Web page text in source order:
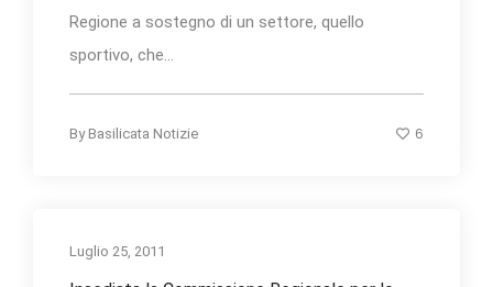
Regione a sostegno di un settore, quello
sportivo, che...
By Basilicata Notizie 6
Luglio 25, 2011